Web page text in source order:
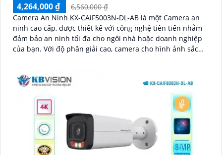
4,264,000 ₫
6,560,000 ₫
Camera An Ninh KX-CAiF5003N-DL-AB là một Camera an
ninh cao cấp, được thiết kế với công nghệ tiên tiến nhằm
đảm bảo an ninh tối đa cho ngôi nhà hoặc doanh nghiệp
của bạn. Với độ phân giải cao, camera cho hình ảnh sắc